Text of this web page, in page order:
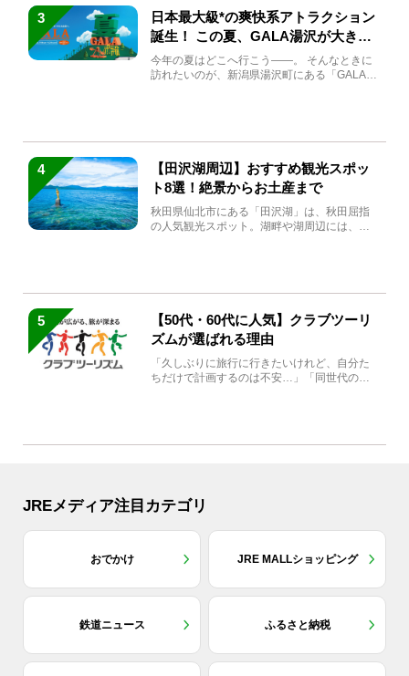
3
日本最大級*の爽快系アトラクション
誕生！ この夏、GALA湯沢が大きく
生まれ変わる
今年の夏はどこへ行こう――。 そんなときに
訪れたいのが、新潟県湯沢町にある「GALA湯
4
【田沢湖周辺】おすすめ観光スポッ
ト8選！絶景からお土産まで
秋田県仙北市にある「田沢湖」は、秋田屈指
の人気観光スポット。湖畔や湖周辺には、田
5
【50代・60代に人気】クラブツーリ
ズムが選ばれる理由
「久しぶりに旅行に行きたいけれど、自分た
ちだけで計画するのは不安…」「同世代の方
JREメディア注目カテゴリ
おでかけ JRE MALLショッピング
鉄道ニュース ふるさと納税